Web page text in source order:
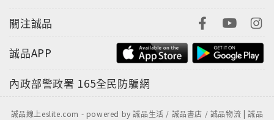
關注誠品
誠品APP
內政部警政署 165全民防騙網
誠品線上eslite.com - powered by 誠品生活 / 誠品書店 / 誠品物流 | 誠品